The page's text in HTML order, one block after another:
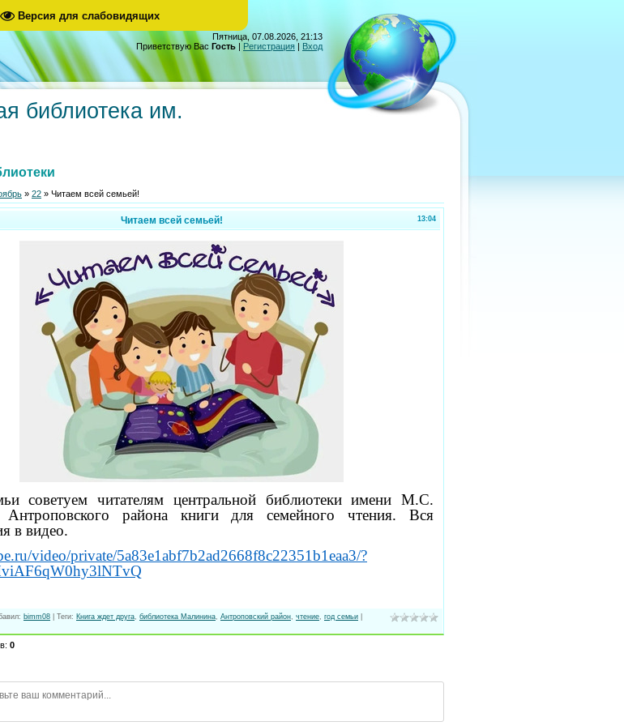
Версия для слабовидящих
Пятница, 07.08.2026, 21:13
Приветствую Вас Гость | Регистрация | Вход
библиотека им.
» 22 » Читаем всей семьей!
13:04
Читаем всей семьей!
советуем читателям центральной библиотеки имени М.С.
района книги для семейного чтения. Вся
в видео.
video/private/5a83e1abf7b2ad2668f8c22351b1eaa3/?
: bimm08 Теги: Книга ждет друга, библиотека Малинина, Антроповский район, чтение, год семьи
: 0